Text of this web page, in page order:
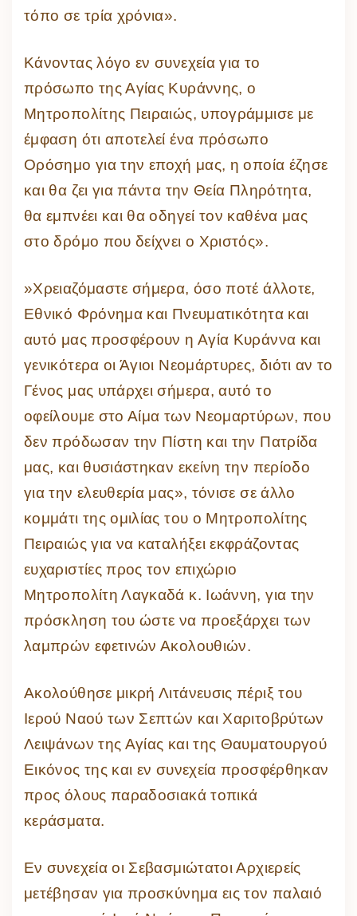
τόπο σε τρία χρόνια».
Κάνοντας λόγο εν συνεχεία για το
πρόσωπο της Αγίας Κυράννης, ο
Μητροπολίτης Πειραιώς, υπογράμμισε με
έμφαση ότι αποτελεί ένα πρόσωπο
Ορόσημο για την εποχή μας, η οποία έζησε
και θα ζει για πάντα την Θεία Πληρότητα,
θα εμπνέει και θα οδηγεί τον καθένα μας
στο δρόμο που δείχνει ο Χριστός».
»Χρειαζόμαστε σήμερα, όσο ποτέ άλλοτε,
Εθνικό Φρόνημα και Πνευματικότητα και
αυτό μας προσφέρουν η Αγία Κυράννα και
γενικότερα οι Άγιοι Νεομάρτυρες, διότι αν το
Γένος μας υπάρχει σήμερα, αυτό το
οφείλουμε στο Αίμα των Νεομαρτύρων, που
δεν πρόδωσαν την Πίστη και την Πατρίδα
μας, και θυσιάστηκαν εκείνη την περίοδο
για την ελευθερία μας», τόνισε σε άλλο
κομμάτι της ομιλίας του ο Μητροπολίτης
Πειραιώς για να καταλήξει εκφράζοντας
ευχαριστίες προς τον επιχώριο
Μητροπολίτη Λαγκαδά κ. Ιωάννη, για την
πρόσκληση του ώστε να προεξάρχει των
λαμπρών εφετινών Ακολουθιών.
Ακολούθησε μικρή Λιτάνευσις πέριξ του
Ιερού Ναού των Σεπτών και Χαριτοβρύτων
Λειψάνων της Αγίας και της Θαυματουργού
Εικόνος της και εν συνεχεία προσφέρθηκαν
προς όλους παραδοσιακά τοπικά
κεράσματα.
Εν συνεχεία οι Σεβασμιώτατοι Αρχιερείς
μετέβησαν για προσκύνημα εις τον παλαιό